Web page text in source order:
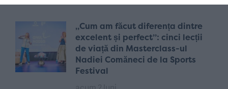
„Cum am făcut diferența dintre
excelent și perfect”: cinci lecții
de viață din Masterclass-ul
Nadiei Comăneci de la Sports
Festival